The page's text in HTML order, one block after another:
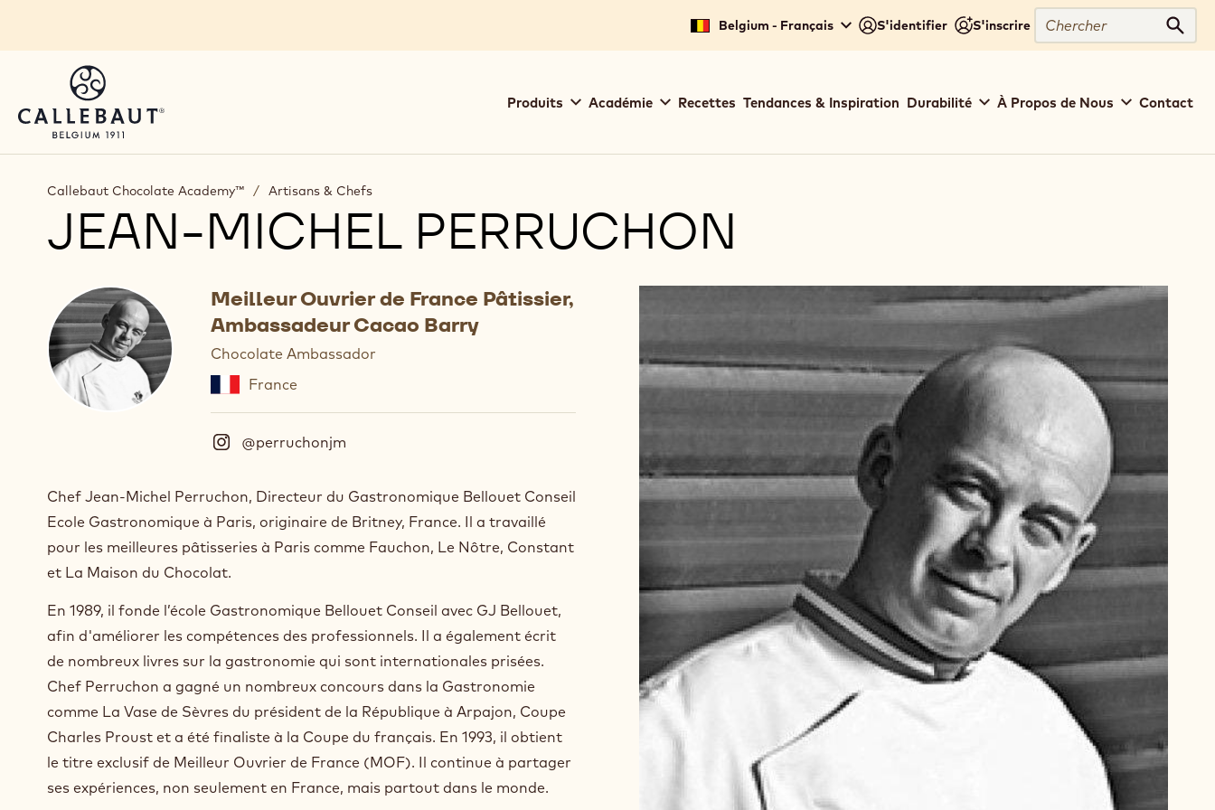
Belgium - Français S'identifier S'inscrire
Chercher
navigation
Produits Académie Recettes Tendances & Inspiration Durabilité À Propos de Nous Contact
Callebaut Chocolate Academy™ / Artisans & Chefs
JEAN-MICHEL PERRUCHON
Meilleur Ouvrier de France Pâtissier,
Ambassadeur Cacao Barry
Chocolate Ambassador
France
@perruchonjm
s
t
a
a
m
)
.
O
e
n
s
Chef Jean-Michel Perruchon, Directeur du Gastronomique Bellouet Conseil
Ecole Gastronomique à Paris, originaire de Britney, France. Il a travaillé
pour les meilleures pâtisseries à Paris comme Fauchon, Le Nôtre, Constant
et La Maison du Chocolat.
En 1989, il fonde l’école Gastronomique Bellouet Conseil avec GJ Bellouet,
afin d'améliorer les compétences des professionnels. Il a également écrit
de nombreux livres sur la gastronomie qui sont internationales prisées.
Chef Perruchon a gagné un nombreux concours dans la Gastronomie
comme La Vase de Sèvres du président de la République à Arpajon, Coupe
Charles Proust et a été finaliste à la Coupe du français. En 1993, il obtient
le titre exclusif de Meilleur Ouvrier de France (MOF). Il continue à partager
ses expériences, non seulement en France, mais partout dans le monde.